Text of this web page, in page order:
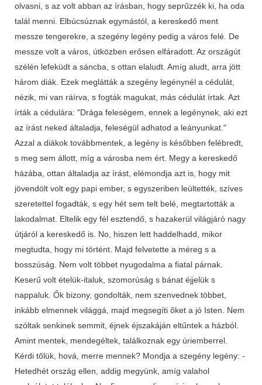
olvasni, s az volt abban az írásban, hogy seprűzzék ki, ha oda
talál menni. Elbúcsúznak egymástól, a kereskedő ment
messze tengerekre, a szegény legény pedig a város felé. De
messze volt a város, útközben erősen elfáradott. Az országút
szélén lefeküdt a sáncba, s ottan elaludt. Amíg aludt, arra jött
három diák. Ezek meglátták a szegény legénynél a cédulát,
nézik, mi van ráírva, s fogták magukat, más cédulát írtak. Azt
írták a cédulára: "Drága feleségem, ennek a legénynek, aki ezt
az írást neked általadja, feleségül adhatod a leányunkat."
Azzal a diákok továbbmentek, a legény is későbben felébredt,
s meg sem állott, míg a városba nem ért. Megy a kereskedő
házába, ottan általadja az írást, elémondja azt is, hogy mit
jövendölt volt egy papi ember, s egyszeriben leültették, szíves
szeretettel fogadták, s egy hét sem telt belé, megtartották a
lakodalmat. Eltelik egy fél esztendő, s hazakerül világjáró nagy
útjáról a kereskedő is. No, hiszen lett haddelhadd, mikor
megtudta, hogy mi történt. Majd felvetette a méreg s a
bosszúság. Nem volt többet nyugodalma a fiatal párnak.
Keserű volt ételük-italuk, szomorúság s bánat éjjelük s
nappaluk. Ők bizony, gondolták, nem szenvednek többet,
inkább elmennek világgá, majd megsegíti őket a jó Isten. Nem
szóltak senkinek semmit, éjnek éjszakáján eltűntek a házból.
Amint mentek, mendegéltek, találkoznak egy úriemberrel.
Kérdi tőlük, hová, merre mennek? Mondja a szegény legény: -
Hetedhét ország ellen, addig megyünk, amíg valahol